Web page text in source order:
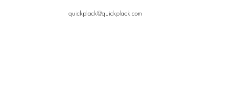
quickplack@quickplack.com